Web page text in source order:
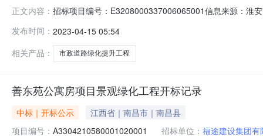
正文内容： 招标项目编号：E3208000337006065001信息来源：淮
质量要求:合格;保证金金额:0.00元,投标文件递交时间
发布时间： 2023-04-15 05:54
相关产品：
市政道路绿化提升工程
善东苑公寓房项目景观绿化工程开标记录
中标｜开标公示
江西省｜南昌市｜南昌县
项目编号： A3304210580001020001 招标单位： 福途建设集团有